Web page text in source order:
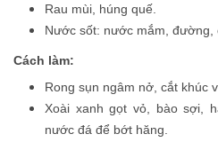
Rau mùi, húng quế.
Nước sốt: nước mắm, đường,
Cách làm:
Rong sụn ngâm nở, cắt khúc
Xoài xanh gọt vỏ, bào sợi,
nước đá để bớt hăng.